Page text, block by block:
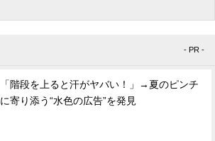
- PR -
「階段を上ると汗がヤバい！」→夏のピンチ
に寄り添う“水色の広告”を発見